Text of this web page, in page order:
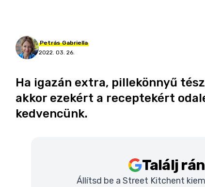
Petrás Gabriella
2022. 03. 26.
Ha igazán extra, pillekönnyű
akkor ezekért a receptekért
kedvencünk.
Találj
Állítsd be a Street Kitchent